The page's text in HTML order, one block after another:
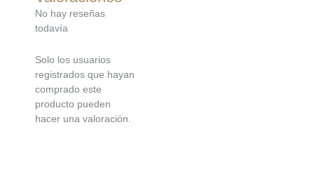
No hay reseñas
todavía
Solo los usuarios
registrados que hayan
comprado este
producto pueden
hacer una valoración.